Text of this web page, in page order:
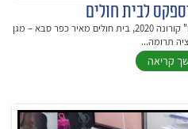
לבית חולים
"המציל נפש אחת כאילו הציל עולם ומלואו" קורונה 2020, בית חולים מאיר כפר סבא – מגן
תרומה...
קריאה